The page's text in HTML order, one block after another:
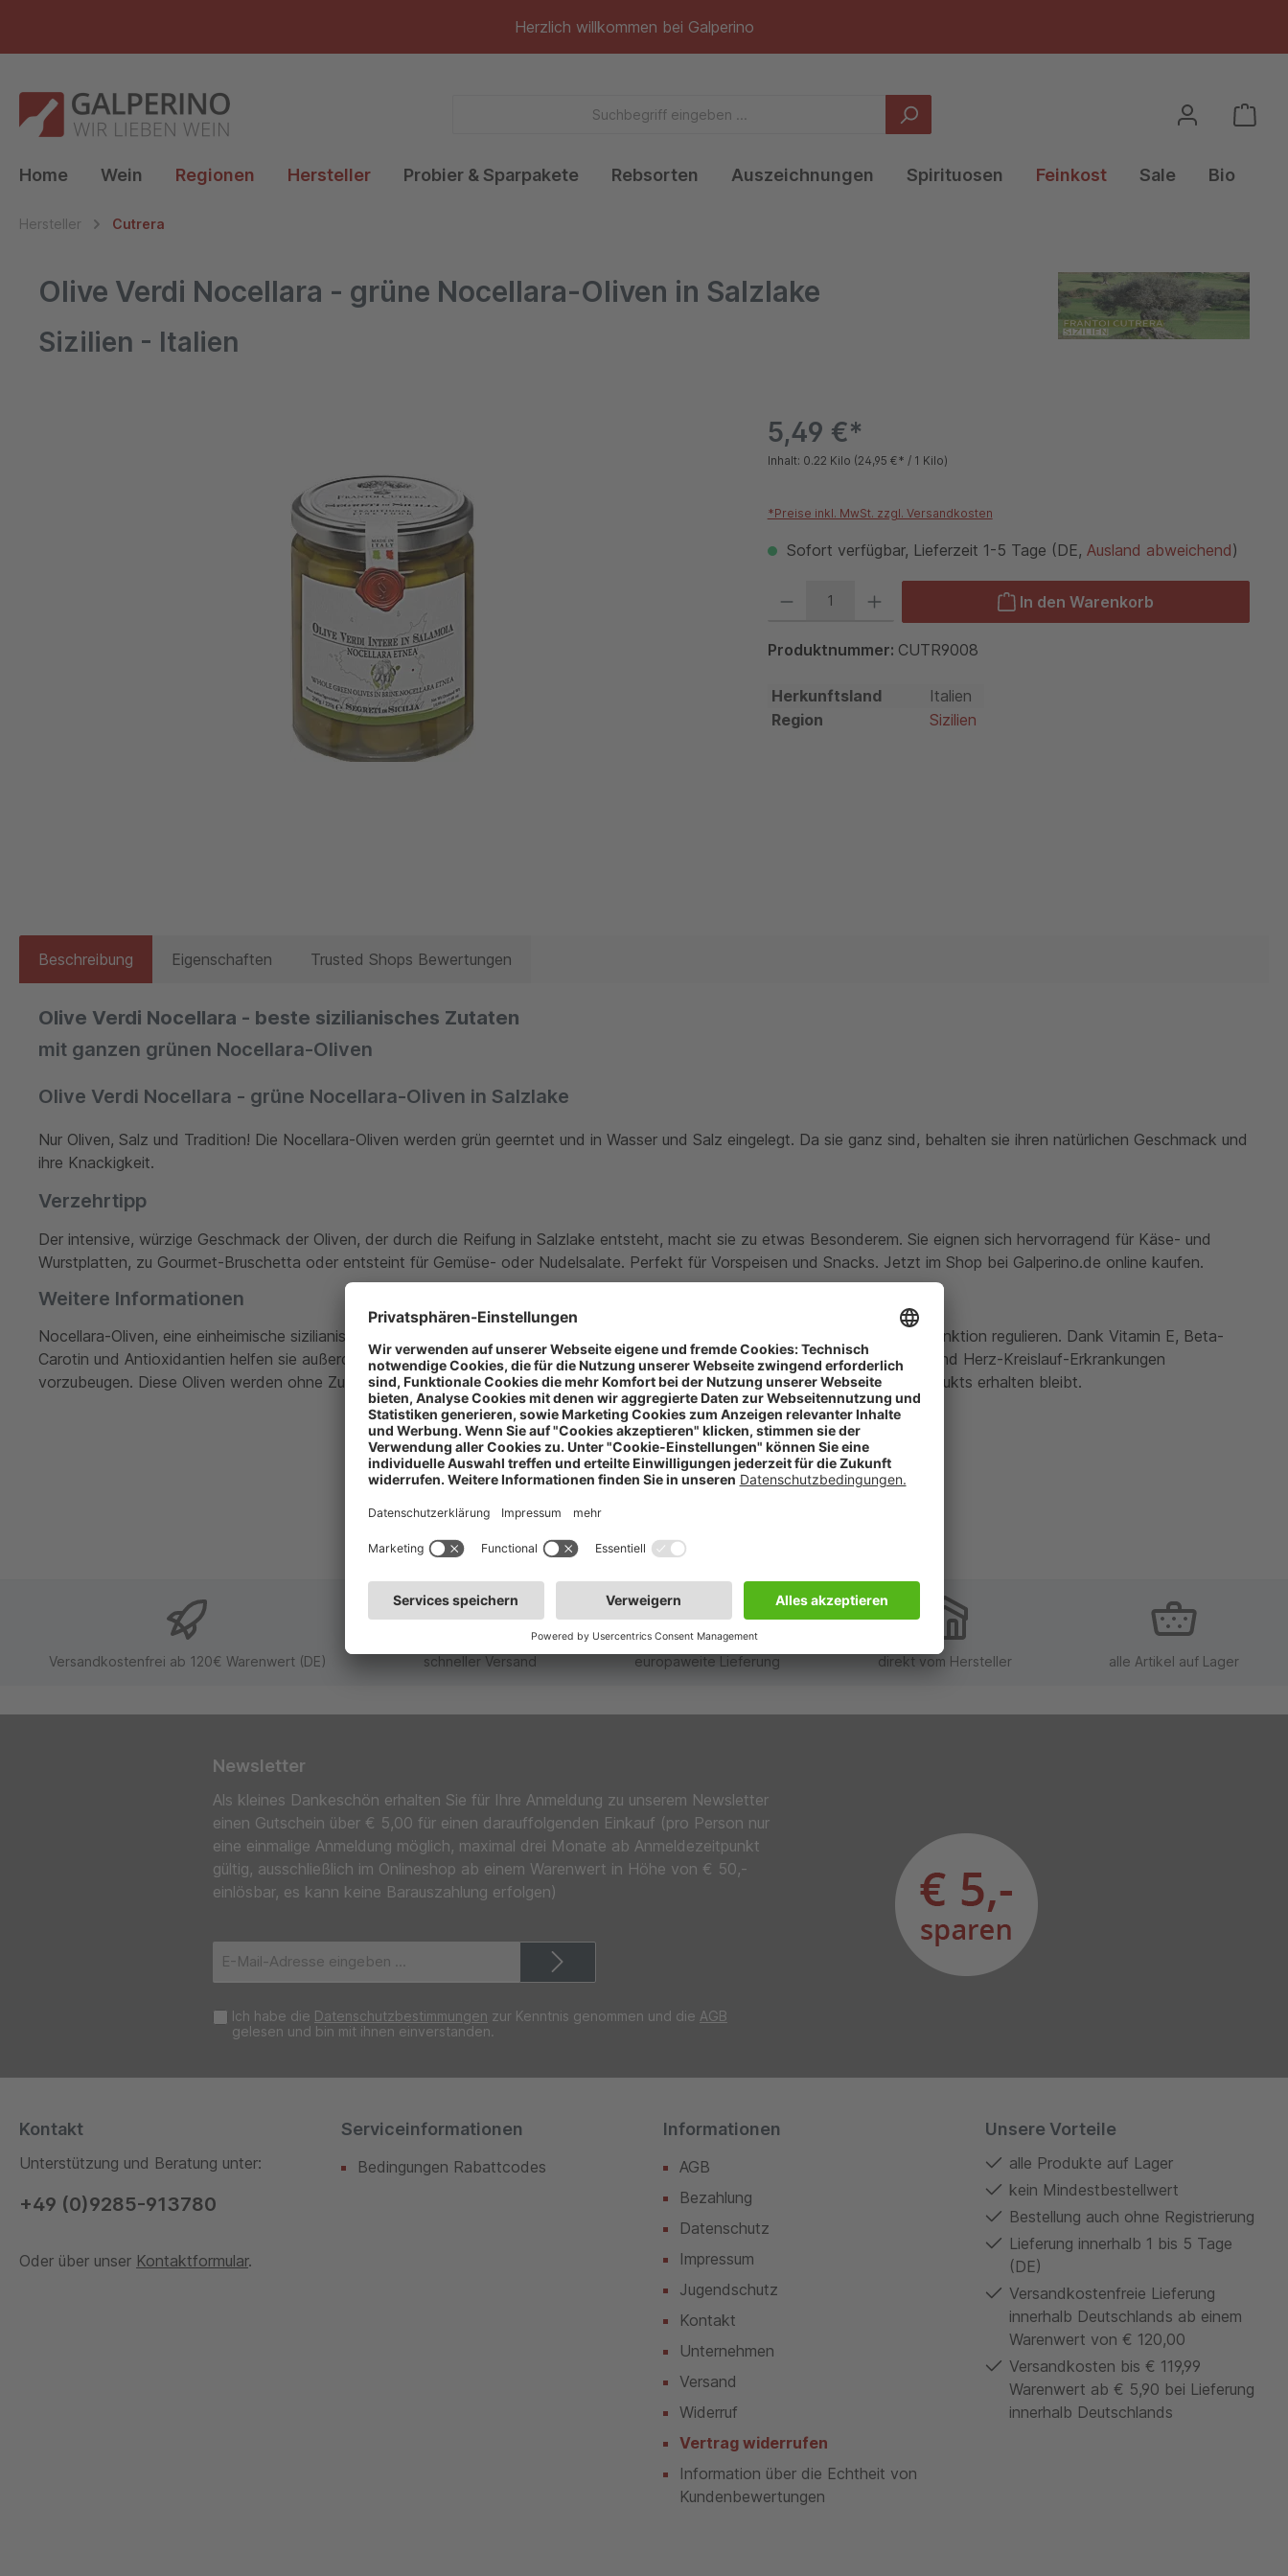
Herzlich willkommen bei Galperino
Home Wein Regionen Hersteller Probier & Sparpakete Rebsorten Auszeichnungen Spirituosen Feinkost Sale Bio
Hersteller Cutrera
Olive Verdi Nocellara - grüne Nocellara-Oliven in Salzlake
Sizilien - Italien
5,49 €*
Inhalt: 0.22 Kilo (24,95 €* / 1 Kilo)
*Preise inkl. MwSt. zzgl. Versandkosten
Sofort verfügbar, Lieferzeit 1-5 Tage (DE, Ausland abweichend)
In den Warenkorb
Produktnummer: CUTR9008
Herkunftsland
Italien
Region
Sizilien
Beschreibung Eigenschaften Trusted Shops Bewertungen
Olive Verdi Nocellara - beste sizilianisches Zutaten
mit ganzen grünen Nocellara-Oliven
Olive Verdi Nocellara - grüne Nocellara-Oliven in Salzlake
Nur Oliven, Salz und Tradition! Die Nocellara-Oliven werden grün geerntet und in Wasser und Salz eingelegt. Da sie ganz sind, behalten sie ihren natürlichen Geschmack und
ihre Knackigkeit.
Verzehrtipp
Der intensive, würzige Geschmack der Oliven, der durch die Reifung in Salzlake entsteht, macht sie zu etwas Besonderem. Sie eignen sich hervorragend für Käse- und
Wurstplatten, zu Gourmet-Bruschetta oder entsteint für Gemüse- oder Nudelsalate. Perfekt für Vorspeisen und Snacks. Jetzt im Shop bei Galperino.de online kaufen.
Weitere Informationen
Nocellara-Oliven, eine einheimische sizilianische Sorte, sind besonders reich an leicht verdaulichen Ballaststoffen, die die Darmfunktion regulieren. Dank Vitamin E, Beta-
Carotin und Antioxidantien helfen sie außerdem, freie Radikale zu bekämpfen, schlechtes Cholesterin und Blutdruck zu senken und Herz-Kreislauf-Erkrankungen
vorzubeugen. Diese Oliven werden ohne Zusätze in Salzlake eingelegt, wodurch der ursprüngliche Geschmack des frischen Produkts erhalten bleibt.
Versandkostenfrei ab 120€ Warenwert (DE) schneller Versand europaweite Lieferung direkt vom Hersteller alle Artikel auf Lager
Newsletter
Als kleines Dankeschön erhalten Sie für Ihre Anmeldung zu unserem Newsletter
einen Gutschein über € 5,00 für einen darauffolgenden Einkauf (pro Person nur
eine einmalige Anmeldung möglich, maximal drei Monate ab Anmeldezeitpunkt
gültig, ausschließlich im Onlineshop ab einem Warenwert in Höhe von € 50,-
einlösbar, es kann keine Barauszahlung erfolgen)
Mail-
Adresse*
Ich habe die Datenschutzbestimmungen zur Kenntnis genommen und die AGB
gelesen und bin mit ihnen einverstanden.
Kontakt
Unterstützung und Beratung unter:
+49 (0)9285-913780
Oder über unser Kontaktformular.
Serviceinformationen
Bedingungen Rabattcodes
Informationen
AGB
Bezahlung
Datenschutz
Impressum
Jugendschutz
Kontakt
Unternehmen
Versand
Widerruf
Vertrag widerrufen
Information über die Echtheit von
Kundenbewertungen
Unsere Vorteile
alle Produkte auf Lager
kein Mindestbestellwert
Bestellung auch ohne Registrierung
Lieferung innerhalb 1 bis 5 Tage
(DE)
Versandkostenfreie Lieferung
innerhalb Deutschlands ab einem
Warenwert von € 120,00
Versandkosten bis € 119,99
Warenwert ab € 5,90 bei Lieferung
innerhalb Deutschlands